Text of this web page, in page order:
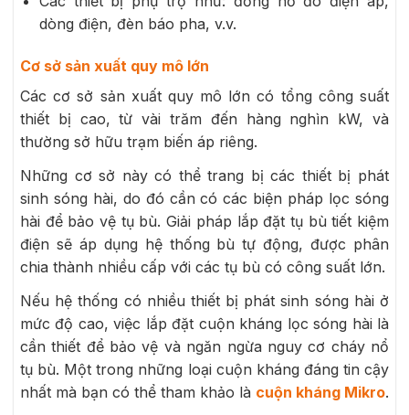
dòng điện, đèn báo pha, v.v.
Cơ sở sản xuất quy mô lớn
Các cơ sở sản xuất quy mô lớn có tổng công suất
thiết bị cao, từ vài trăm đến hàng nghìn kW, và
thường sở hữu trạm biến áp riêng.
Những cơ sở này có thể trang bị các thiết bị phát
sinh sóng hài, do đó cần có các biện pháp lọc sóng
hài để bảo vệ tụ bù. Giải pháp lắp đặt tụ bù tiết kiệm
điện sẽ áp dụng hệ thống bù tự động, được phân
chia thành nhiều cấp với các tụ bù có công suất lớn.
Nếu hệ thống có nhiều thiết bị phát sinh sóng hài ở
mức độ cao, việc lắp đặt cuộn kháng lọc sóng hài là
cần thiết để bảo vệ và ngăn ngừa nguy cơ cháy nổ
tụ bù. Một trong những loại cuộn kháng đáng tin cậy
nhất mà bạn có thể tham khảo là cuộn kháng Mikro.